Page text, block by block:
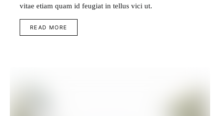
vitae etiam quam id feugiat in tellus vici ut.
READ MORE